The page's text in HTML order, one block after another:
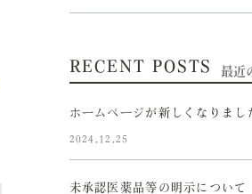
RECENT POSTS 最近
ホームページが新しくなりまし
2024.12.25
未承認医薬品等の明示について